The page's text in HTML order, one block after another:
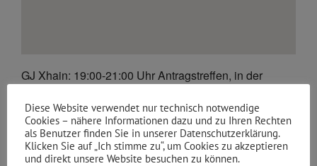
GJ Xhain: 19:00-21:00 Uhr Antragstreffen, in der
Dirschauerstraße 13, Kontakt:xhain@gj-berlin.de
Vongruene xhain | 13.04.2023
Diese Website verwendet nur technisch notwendige
Cookies – nähere Informationen dazu und zu Ihren Rechten
als Benutzer finden Sie in unserer Datenschutzerklärung.
Klicken Sie auf „Ich stimme zu“, um Cookies zu akzeptieren
und direkt unsere Website besuchen zu können.